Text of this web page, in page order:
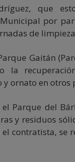
que
por
de
Gaitán
la
ornato en otros
Parque del
y residuos
contratista, se